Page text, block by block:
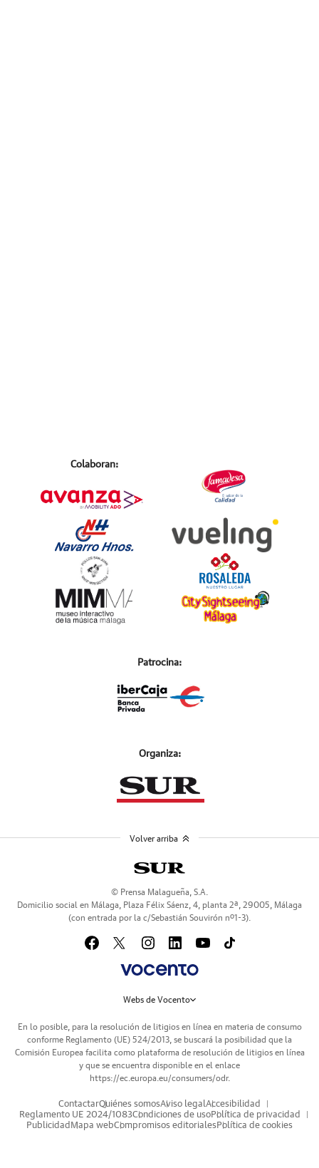
Colaboran:
Patrocina:
Organiza:
© Prensa Malagueña, S.A.
Domicilio social en Málaga, Plaza Félix Sáenz, 4, planta 2ª, 29005, Málaga
(con entrada por la c/Sebastián Souvirón nº1-3).
Webs de Vocento
En lo posible, para la resolución de litigios en línea en materia de consumo
conforme Reglamento (UE) 524/2013, se buscará la posibilidad que la
Comisión Europea facilita como plataforma de resolución de litigios en línea
y que se encuentra disponible en el enlace
https://ec.europa.eu/consumers/odr.
ContactarQuiénes somosAviso legal Accesibilidad
Reglamento UE 2024/1083Condiciones de usoPolítica de privacidad
Publicidad Mapa webCompromisos editorialesPolítica de cookies
Volver arriba